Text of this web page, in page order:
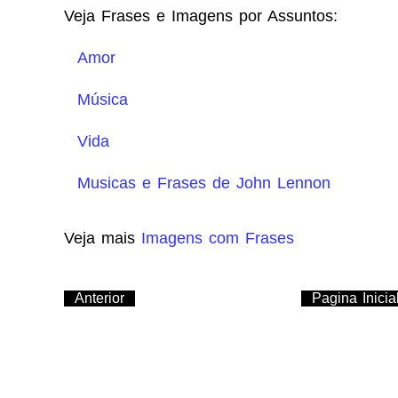
Veja Frases e Imagens por Assuntos:
Amor
Música
Vida
Musicas e Frases de John Lennon
Veja mais Imagens com Frases
Anterior Pagina Inicial